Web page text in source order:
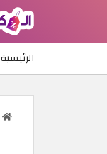
الرئيسية